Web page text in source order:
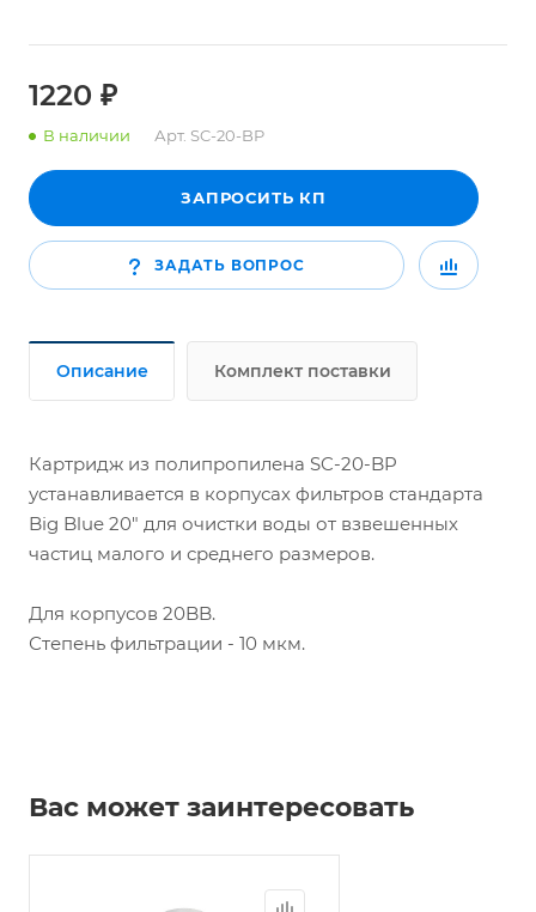
1220 ₽
В наличии Арт. SC-20-BP
ЗАПРОСИТЬ КП
ЗАДАТЬ ВОПРОС
Описание Комплект поставки
Картридж из полипропилена SC-20-BP
устанавливается в корпусах фильтров стандарта
Big Blue 20" для очистки воды от взвешенных
частиц малого и среднего размеров.
Для корпусов 20BB.
Степень фильтрации - 10 мкм.
Вас может заинтересовать